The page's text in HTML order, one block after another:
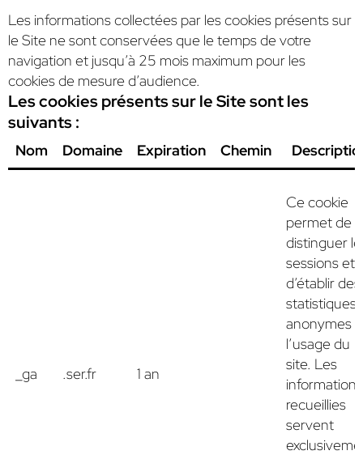
Les informations collectées par les cookies présents sur
le Site ne sont conservées que le temps de votre
navigation et jusqu’à 25 mois maximum pour les
cookies de mesure d’audience.
Les cookies présents sur le Site sont les
suivants :
Nom Domaine Expiration Chemin
_ga .ser.fr 1 an
Ce cookie
permet de
distinguer
sessions et
d’établir des
statistiques
anonymes
l’usage du
site. Les
informations
recueillies
servent